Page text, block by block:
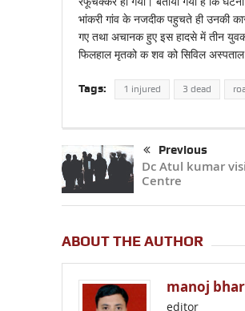
भांकरी गांव के नजदीक पहुचते ही उनकी
गए तथा अचानक हुए इस हादसे में तीन
फिलहाल मृतको क शव को सिविल अस्पताल
Tags: 1 injured 3 dead
Previous
Dc Atul kumar
Centre
ABOUT THE AUTHOR
manoj
editor